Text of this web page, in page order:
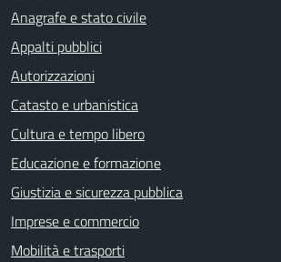
Anagrafe e stato civile
Appalti pubblici
Autorizzazioni
Catasto e urbanistica
Cultura e tempo libero
Educazione e formazione
Giustizia e sicurezza pubblica
Imprese e commercio
Mobilità e trasporti